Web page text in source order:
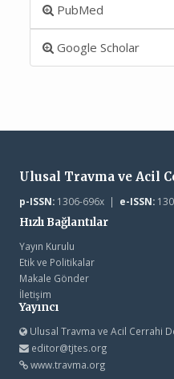
PubMed
Google Scholar
Ulusal Travma ve Acil
p-ISSN:1306-696x | e-ISSN:
Hızlı Bağlantılar
Yayın Kurulu
Etik ve Politikalar
Makale Gönder
İletişim
Yayıncı
Ulusal Travma ve Acil Cerrahi
editor@tjtes.org
www.travma.org